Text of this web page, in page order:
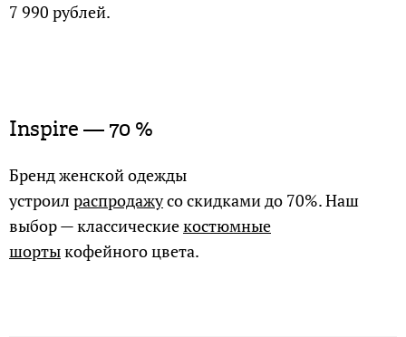
7 990 рублей.
Inspire — 70 %
Бренд женской одежды
устроил распродажусо скидками до 70%. Наш
выбор — классическиекостюмные
шортыкофейного цвета.